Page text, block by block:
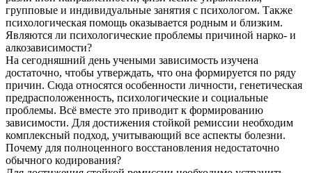
групповые и индивидуальные занятия с психологом. Также
психологическая помощь оказывается родным и близким.
Являются ли психологические проблемы причиной нарко- и
алкозависимости?
На сегодняшний день учеными зависимость изучена
достаточно, чтобы утверждать, что она формируется по ряду
причин. Сюда относятся особенности личности, генетическая
предрасположенность, психологические и социальные
проблемы. Всё вместе это приводит к формированию
зависимости. Для достижения стойкой ремиссии необходим
комплексный подход, учитывающий все аспекты болезни.
Почему для полноценного восстановления недостаточно
обычного кодирования?